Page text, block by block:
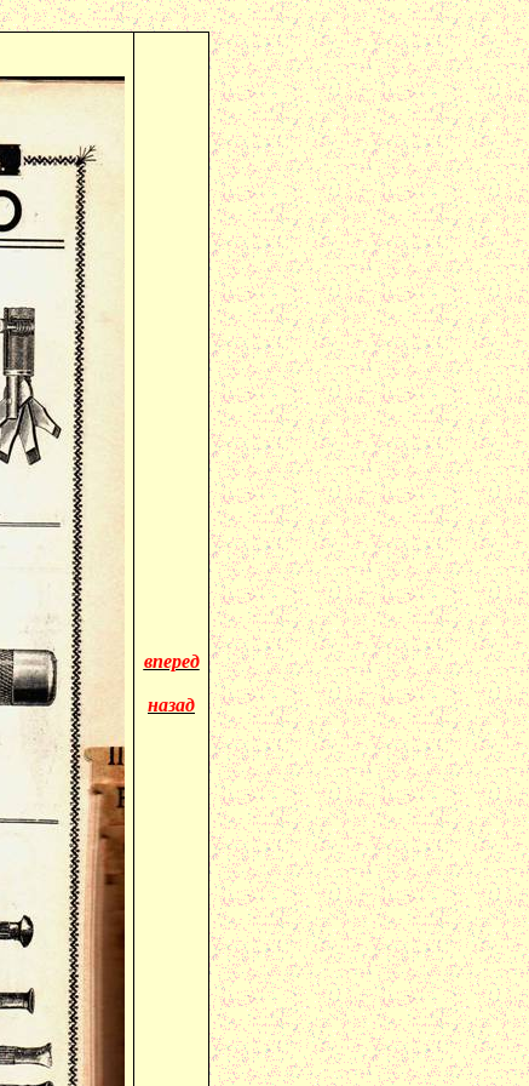
вперед
назад